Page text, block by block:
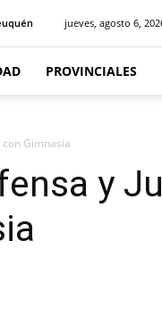
jueves, agosto 6,
PROVINCIALES
Gimnasia
y